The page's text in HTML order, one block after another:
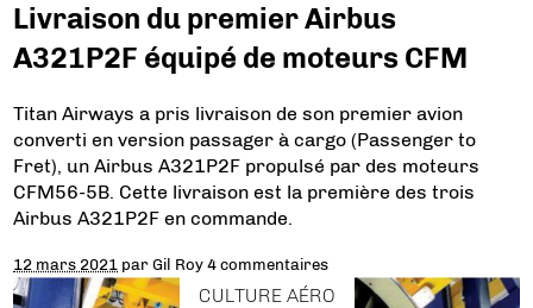
Livraison du premier Airbus
A321P2F équipé de moteurs CFM
Titan Airways a pris livraison de son premier avion
converti en version passager à cargo (Passenger to
Fret), un Airbus A321P2F propulsé par des moteurs
CFM56-5B. Cette livraison est la première des trois
Airbus A321P2F en commande.
12 mars 2021 parGil Roy 4 commentaires
CULTURE AÉRO